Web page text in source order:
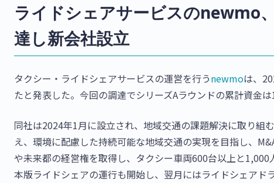
ライドシェアサービスのnewmo
達し新会社設立
タクシー・ライドシェアサービスの運営を行うnewmoは、
たと発表した。今回の調達でシリーズAラウンドの累計資金
同社は2024年1月に設立され、地域交通の課題解決に取り組
え、環境に配慮した持続可能な地域交通の実現を目指し、
や未来都の経営権を取得し、タクシー車両600台以上と
本版ライドシェアの運行も開始し、翌月にはライドシェア